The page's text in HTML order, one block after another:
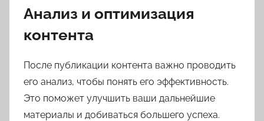
Анализ и оптимизация
контента
После публикации контента важно проводить
его анализ, чтобы понять его эффективность.
Это поможет улучшить ваши дальнейшие
материалы и добиваться большего успеха.